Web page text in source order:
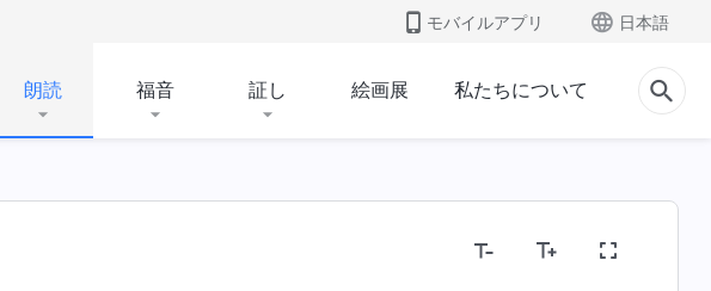
モバイルアプリ 日本語
朗読 福音 証し 絵画展 私たちについて